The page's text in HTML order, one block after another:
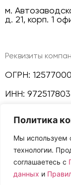
Политика
Мы используем
технологии.
соглашаетесь с
данных и
м.
д. 21, корп. 1
Реквизиты
ОГРН:
ИНН:
КПП: 772501001
Политика